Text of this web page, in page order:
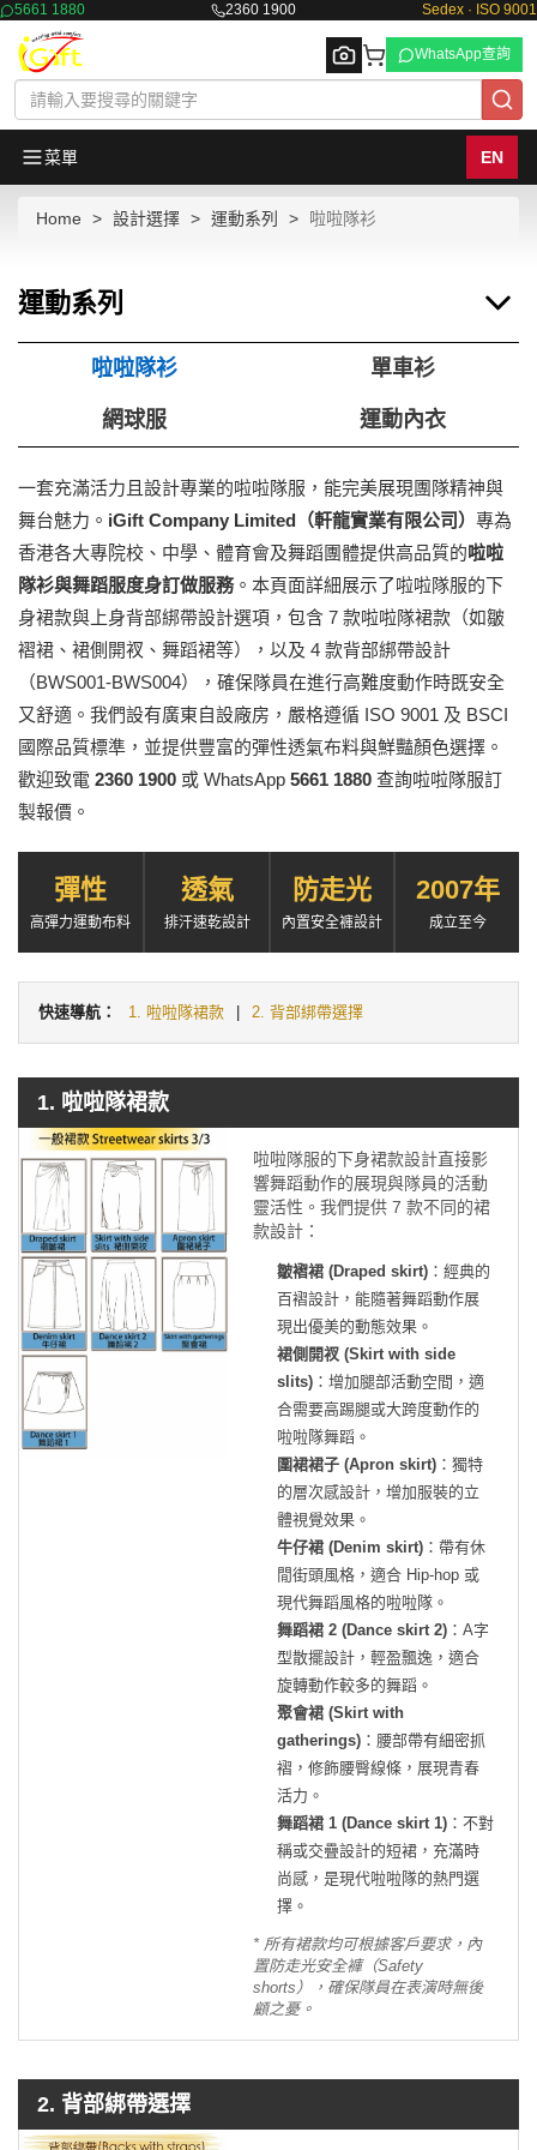
5661 1880 2360 1900 Sedex · ISO 9001
Browse
WhatsApp查詢
菜單 EN
Home 設計選擇 運動系列 啦啦隊衫
運動系列
啦啦隊衫 單車衫
網球服 運動內衣
一套充滿活力且設計專業的啦啦隊服，能完美展現團隊精神與
舞台魅力。 iGift Company Limited（軒龍實業有限公司） 專為
香港各大專院校、中學、體育會及舞蹈團體提供高品質的啦啦
隊衫與舞蹈服度身訂做服務。本頁面詳細展示了啦啦隊服的下
身裙款與上身背部綁帶設計選項，包含 7 款啦啦隊裙款（如皺
褶裙、裙側開衩、舞蹈裙等），以及 4 款背部綁帶設計
（BWS001-BWS004），確保隊員在進行高難度動作時既安全
又舒適。我們設有廣東自設廠房，嚴格遵循 ISO 9001 及 BSCI
國際品質標準，並提供豐富的彈性透氣布料與鮮豔顏色選擇。
歡迎致電 2360 1900 或 WhatsApp 5661 1880 查詢啦啦隊服訂
製報價。
彈性
高彈力運動布料
透氣
排汗速乾設計
防走光
內置安全褲設計
2007年
成立至今
快速導航： 1. 啦啦隊裙款 2. 背部綁帶選擇
1. 啦啦隊裙款
啦啦隊服的下身裙款設計直接影
響舞蹈動作的展現與隊員的活動
靈活性。我們提供 7 款不同的裙
款設計：
皺褶裙 (Draped skirt) ：經典的
百褶設計，能隨著舞蹈動作展
現出優美的動態效果。
裙側開衩 (Skirt with side
slits) ：增加腿部活動空間，適
合需要高踢腿或大跨度動作的
啦啦隊舞蹈。
圍裙裙子 (Apron skirt) ：獨特
的層次感設計，增加服裝的立
體視覺效果。
牛仔裙 (Denim skirt) ：帶有休
閒街頭風格，適合 Hip-hop 或
現代舞蹈風格的啦啦隊。
舞蹈裙 2 (Dance skirt 2) ：A字
型散擺設計，輕盈飄逸，適合
旋轉動作較多的舞蹈。
聚會裙 (Skirt with
gatherings) ：腰部帶有細密抓
褶，修飾腰臀線條，展現青春
活力。
舞蹈裙 1 (Dance skirt 1) ：不對
稱或交疊設計的短裙，充滿時
尚感，是現代啦啦隊的熱門選
擇。
* 所有裙款均可根據客戶要求，內
置防走光安全褲（Safety
shorts），確保隊員在表演時無後
顧之憂。
2. 背部綁帶選擇